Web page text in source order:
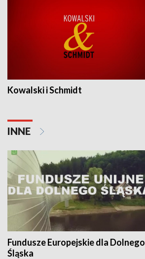
Kowalski i Schmidt
INNE
Fundusze Europejskie dla Dolnego
Śląska